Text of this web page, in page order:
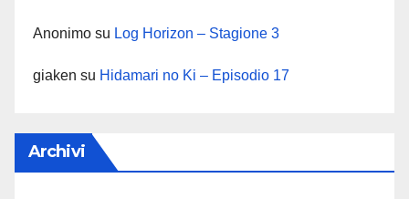
Anonimo su Log Horizon – Stagione 3
giaken su Hidamari no Ki – Episodio 17
Archivi